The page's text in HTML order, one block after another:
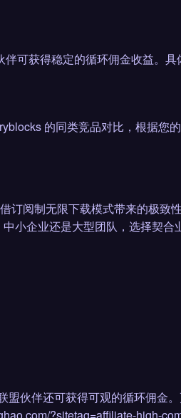
可获得稳定的循环佣金收益。具
的同类竞品对比，根据您
订阅制无限下载模式带来的极致
小企业还是大型团队，选择契合
盟伙伴还可获得可观的循环佣金